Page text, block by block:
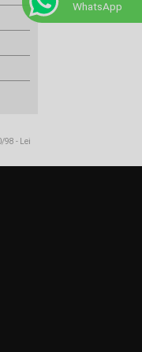
98 - Lei
WhatsApp